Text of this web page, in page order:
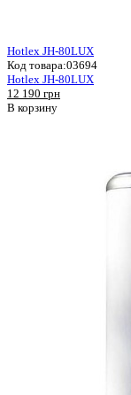
Hotlex JH-80LUX
Код товара:03694
Hotlex JH-80LUX
12 190 грн
В корзину